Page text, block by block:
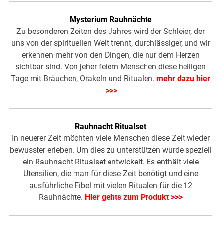
Mysterium Rauhnächte
Zu besonderen Zeiten des Jahres wird der Schleier, der
uns von der spirituellen Welt trennt, durchlässiger, und wir
erkennen mehr von den Dingen, die nur dem Herzen
sichtbar sind. Von jeher feiern Menschen diese heiligen
Tage mit Bräuchen, Orakeln und Ritualen. mehr dazu hier
>>>
Rauhnacht Ritualset
In neuerer Zeit möchten viele Menschen diese Zeit wieder
bewusster erleben. Um dies zu unterstützen wurde speziell
ein Rauhnacht Ritualset entwickelt. Es enthält viele
Utensilien, die man für diese Zeit benötigt und eine
ausführliche Fibel mit vielen Ritualen für die 12
Rauhnächte. Hier gehts zum Produkt >>>